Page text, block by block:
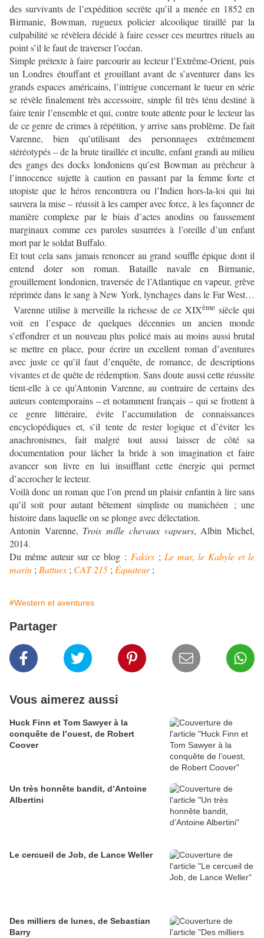
des survivants de l’expédition secrète qu’il a menée en 1852 en
Birmanie, Bowman, rugueux policier alcoolique tiraillé par la
culpabilité se révèlera décidé à faire cesser ces meurtres rituels au
point s’il le faut de traverser l’océan.
Simple prétexte à faire parcourir au lecteur l’Extrême-Orient, puis
un Londres étouffant et grouillant avant de s’aventurer dans les
grands espaces américains, l’intrigue concernant le tueur en série
se révèle finalement très accessoire, simple fil très ténu destiné à
faire tenir l’ensemble et qui, contre toute attente pour le lecteur las
de ce genre de crimes à répétition, y arrive sans problème. De fait
Varenne, bien qu’utilisant des personnages extrêmement
stéréotypés – de la brute tiraillée et inculte, enfant grandi au milieu
des gangs des docks londoniens qu’est Bowman au prêcheur à
l’innocence sujette à caution en passant par la femme forte et
utopiste que le héros rencontrera ou l’Indien hors-la-loi qui lui
sauvera la mise – réussit à les camper avec force, à les façonner de
manière complexe par le biais d’actes anodins ou faussement
marginaux comme ces paroles susurrées à l’oreille d’un enfant
mort par le soldat Buffalo.
Et tout cela sans jamais renoncer au grand souffle épique dont il
entend doter son roman. Bataille navale en Birmanie,
grouillement londonien, traversée de l’Atlantique en vapeur, grève
réprimée dans le sang à New York, lynchages dans le Far West…
Varenne utilise à merveille la richesse de ce XIXème siècle qui
voit en l’espace de quelques décennies un ancien monde
s’effondrer et un nouveau plus policé mais au moins aussi brutal
se mettre en place, pour écrire un excellent roman d’aventures
avec juste ce qu’il faut d’enquête, de romance, de descriptions
vivantes et de quête de rédemption. Sans doute aussi cette réussite
tient-elle à ce qu’Antonin Varenne, au contraire de certains des
auteurs contemporains – et notamment français – qui se frottent à
ce genre littéraire, évite l’accumulation de connaissances
encyclopédiques et, s’il tente de rester logique et d’éviter les
anachronismes, fait malgré tout aussi laisser de côté sa
documentation pour lâcher la bride à son imagination et faire
avancer son livre en lui insufflant cette énergie qui permet
d’accrocher le lecteur.
Voilà donc un roman que l’on prend un plaisir enfantin à lire sans
qu’il soit pour autant bêtement simpliste ou manichéen ; une
histoire dans laquelle on se plonge avec délectation.
Antonin Varenne, Trois mille chevaux vapeurs, Albin Michel,
2014.
Du même auteur sur ce blog : Fakirs; Le mur, le Kabyle et le
marin ; Battues ; CAT 215 ; Équateur;
#Western et aventures
Partager
Vous aimerez aussi
Huck Finn et Tom Sawyer à la
conquête de l’ouest, de Robert
Coover
Un très honnête bandit, d’Antoine
Albertini
Le cercueil de Job, de Lance Weller
Des milliers de lunes, de Sebastian
Barry